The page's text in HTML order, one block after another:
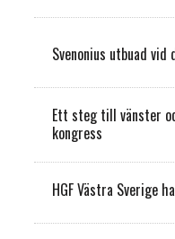
Svenonius utbuad
Ett steg till vänster
kongress
HGF Västra Sverige